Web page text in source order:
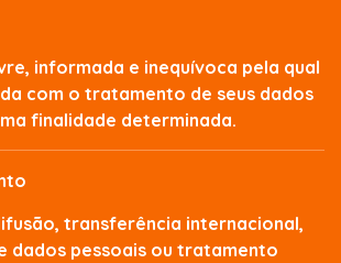
informada e inequívoca pela qual
com o tratamento de seus dados
finalidade determinada.
transferência internacional,
dados pessoais ou tratamento